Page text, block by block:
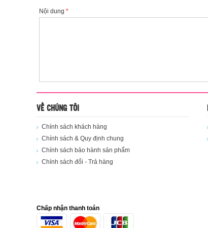
Nội dung *
VỀ CHÚNG TÔI
Chính sách khách hàng
Chính sách & Quy định chung
Chính sách bảo hành sản phẩm
Chính sách đổi - Trả hàng
Chấp nhận thanh toán